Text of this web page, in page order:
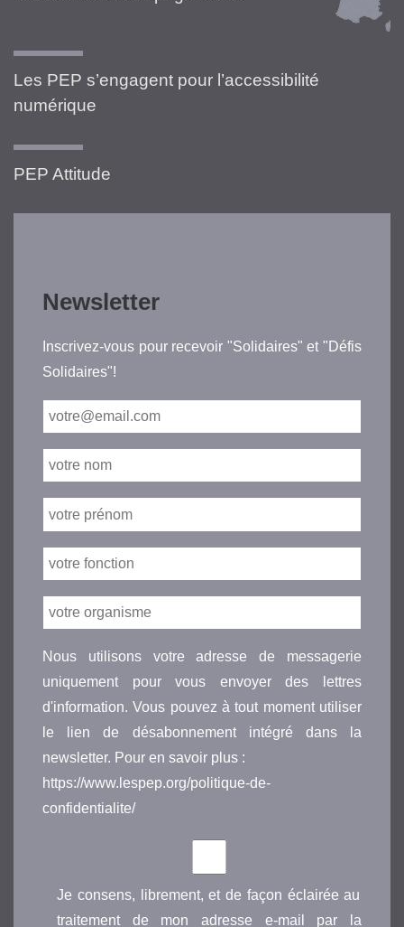
Les PEP s’engagent pour l’accessibilité
numérique
PEP Attitude
Newsletter
Inscrivez-vous pour recevoir "Solidaires" et "Défis
Solidaires"!
Nous utilisons votre adresse de messagerie
uniquement pour vous envoyer des lettres
d'information. Vous pouvez à tout moment utiliser
le lien de désabonnement intégré dans la
newsletter. Pour en savoir plus :
https://www.lespep.org/politique-de-
confidentialite/
Je consens, librement, et de façon éclairée au
traitement de mon adresse e-mail par la